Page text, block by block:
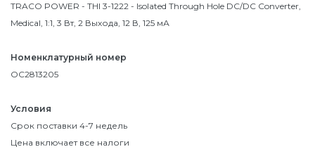
TRACO POWER - THI 3-1222 - Isolated Through Hole DC/DC Converter,
Medical, 1:1, 3 Вт, 2 Выхода, 12 В, 125 мА
Номенклатурный номер
OC2813205
Условия
Срок поставки 4-7 недель
Цена включает все налоги